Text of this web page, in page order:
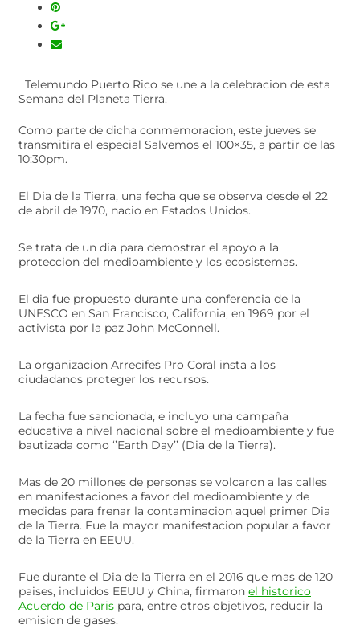
Telemundo Puerto Rico se une a la celebracion de esta
Semana del Planeta Tierra.
Como parte de dicha conmemoracion, este jueves se
transmitira el especial Salvemos el 100×35, a partir de las
10:30pm.
El Dia de la Tierra, una fecha que se observa desde el 22
de abril de 1970, nacio en Estados Unidos.
Se trata de un dia para demostrar el apoyo a la
proteccion del medioambiente y los ecosistemas.
El dia fue propuesto durante una conferencia de la
UNESCO en San Francisco, California, en 1969 por el
activista por la paz John McConnell.
La organizacion Arrecifes Pro Coral insta a los
ciudadanos proteger los recursos.
La fecha fue sancionada, e incluyo una campaña
educativa a nivel nacional sobre el medioambiente y fue
bautizada como ‘’Earth Day’’ (Dia de la Tierra).
Mas de 20 millones de personas se volcaron a las calles
en manifestaciones a favor del medioambiente y de
medidas para frenar la contaminacion aquel primer Dia
de la Tierra. Fue la mayor manifestacion popular a favor
de la Tierra en EEUU.
Fue durante el Dia de la Tierra en el 2016 que mas de 120
paises, incluidos EEUU y China, firmaron el historico
Acuerdo de Paris para, entre otros objetivos, reducir la
emision de gases.